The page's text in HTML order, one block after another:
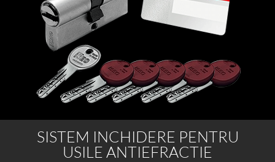
SISTEM INCHIDERE PENTRU
USILE ANTIEFRACTIE